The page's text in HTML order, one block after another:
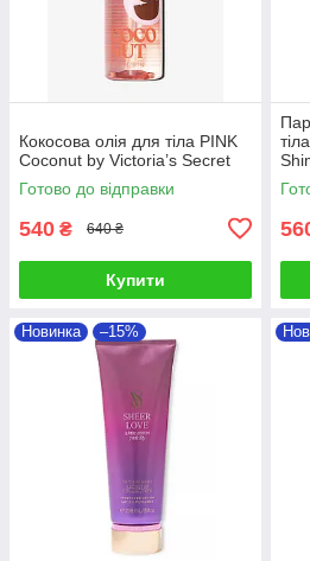
Кокосова олія для тіла PINK
Coconut by Victoria’s Secret
Готово до відправки
540 ₴ 640 ₴
Купити
Новинка –15%